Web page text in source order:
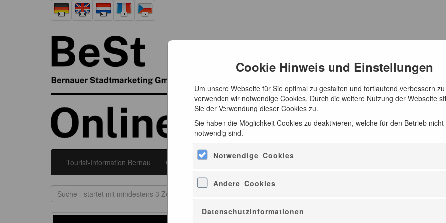
Cookie Hinweis und Einstellungen
Um unsere Webseite für Sie optimal zu gestalten und fortlaufend verbessern
verwenden wir notwendige Cookies. Durch die weitere Nutzung der Webseite
Sie der Verwendung dieser Cookies zu.
Sie haben die Möglichkeit Cookies zu deaktivieren, welche für den Betrieb nicht
notwendig sind.
Notwendige Cookies
Andere Cookies
Datenschutzinformationen
Tourist-Information Bernau Galerie Bernau Besucherzentrum Bernau